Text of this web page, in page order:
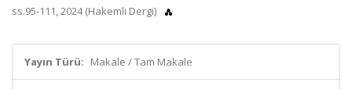
ss.95-111, 2024 (Hakemli Dergi)
Yayın Türü: Makale / Tam Makale